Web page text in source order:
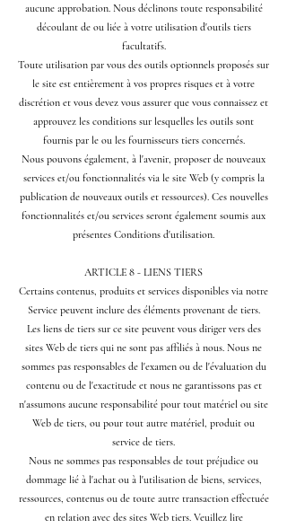
aucune approbation. Nous déclinons toute responsabilité
découlant de ou liée à votre utilisation d'outils tiers
facultatifs.
Toute utilisation par vous des outils optionnels proposés sur
le site est entièrement à vos propres risques et à votre
discrétion et vous devez vous assurer que vous connaissez et
approuvez les conditions sur lesquelles les outils sont
fournis par le ou les fournisseurs tiers concernés.
Nous pouvons également, à l'avenir, proposer de nouveaux
services et/ou fonctionnalités via le site Web (y compris la
publication de nouveaux outils et ressources). Ces nouvelles
fonctionnalités et/ou services seront également soumis aux
présentes Conditions d'utilisation.
ARTICLE 8 - LIENS TIERS
Certains contenus, produits et services disponibles via notre
Service peuvent inclure des éléments provenant de tiers.
Les liens de tiers sur ce site peuvent vous diriger vers des
sites Web de tiers qui ne sont pas affiliés à nous. Nous ne
sommes pas responsables de l'examen ou de l'évaluation du
contenu ou de l'exactitude et nous ne garantissons pas et
n'assumons aucune responsabilité pour tout matériel ou site
Web de tiers, ou pour tout autre matériel, produit ou
service de tiers.
Nous ne sommes pas responsables de tout préjudice ou
dommage lié à l'achat ou à l'utilisation de biens, services,
ressources, contenus ou de toute autre transaction effectuée
en relation avec des sites Web tiers. Veuillez lire